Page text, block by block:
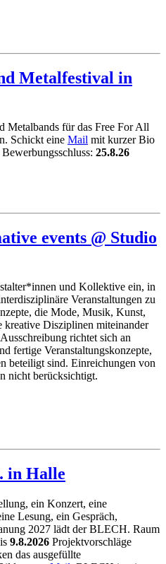
Metalfestival in
Metalbands für das Free For All
Schickt eine Mail mit kurzer Bio
25.8.26
events @ Studio
und Kollektive ein, in
Veranstaltungen zu
die Mode, Musik, Kunst,
kreative Disziplinen miteinander
richtet sich an
fertige Veranstaltungskonzepte,
beteiligt sind. Einreichungen von
nicht berücksichtigt.
in Halle
ein Konzert, eine
Lesung, ein Gespräch,
2027 lädt der BLECH. Raum
9.8.2026 Projektvorschläge
das ausgefüllte